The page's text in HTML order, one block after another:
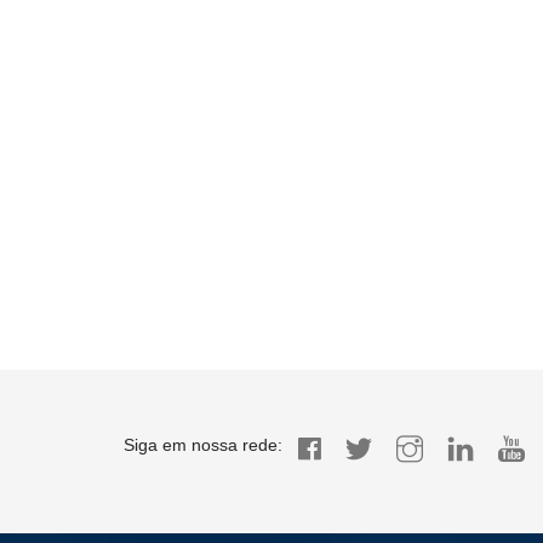
Siga em nossa rede: